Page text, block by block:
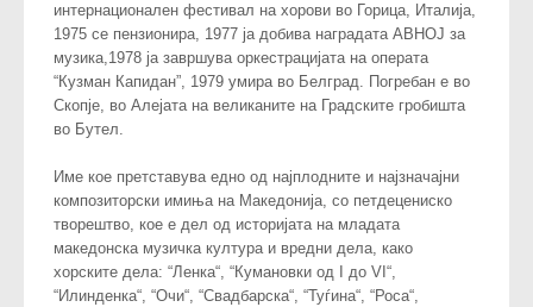
интернационален фестивал на хорови во Горица, Италија,
1975 се пензионира, 1977 ја добива наградата АВНОЈ за
музика,1978 ја завршува оркестрацијата на операта
“Кузман Капидан”, 1979 умира во Белград. Погребан е во
Скопје, во Алејата на великаните на Градските гробишта
во Бутел.
Име кое претставува едно од најплодните и најзначајни
композиторски имиња на Македонија, со петдецениско
творештво, кое е дел од историјата на младата
македонска музичка култура и вредни дела, како
хорските дела: “Ленка“, “Кумановки од I до VI“,
“Илинденка“, “Очи“, “Свадбарска“, “Туѓина“, “Роса“,